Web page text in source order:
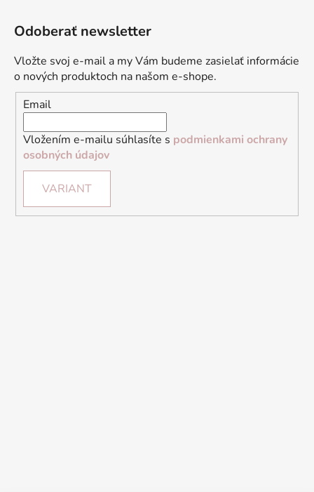
Odoberať newsletter
Vložte svoj e-mail a my Vám budeme zasielať informácie
o nových produktoch na našom e-shope.
Email
Vložením e-mailu súhlasíte s podmienkami ochrany
osobných údajov
VARIANT